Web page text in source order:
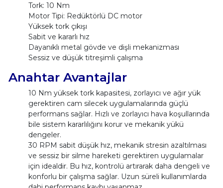
Tork: 10 Nm
Motor Tipi: Redüktörlü DC motor
Yüksek tork çıkışı
Sabit ve kararlı hız
Dayanıklı metal gövde ve dişli mekanizması
Sessiz ve düşük titreşimli çalışma
Anahtar Avantajlar
10 Nm yüksek tork kapasitesi, zorlayıcı ve ağır yük
gerektiren cam silecek uygulamalarında güçlü
performans sağlar. Hızlı ve zorlayıcı hava koşullarında
bile sistem kararlılığını korur ve mekanik yükü
dengeler.
30 RPM sabit düşük hız, mekanik stresin azaltılması
ve sessiz bir silme hareketi gerektiren uygulamalar
için idealdir. Bu hız, kontrolü artırarak daha dengeli ve
konforlu bir çalışma sağlar. Uzun süreli kullanımlarda